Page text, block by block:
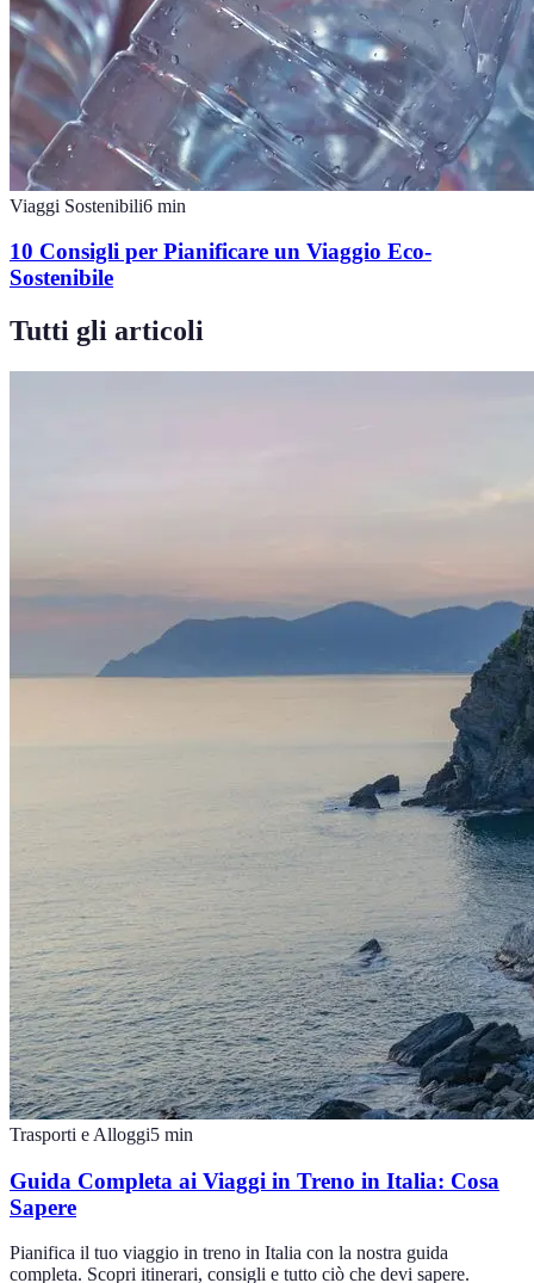
Viaggi Sostenibili6 min
10 Consigli per Pianificare un Viaggio Eco-
Sostenibile
Tutti gli articoli
Trasporti e Alloggi5 min
Guida Completa ai Viaggi in Treno in Italia: Cosa
Sapere
Pianifica il tuo viaggio in treno in Italia con la nostra guida
completa. Scopri itinerari, consigli e tutto ciò che devi sapere.